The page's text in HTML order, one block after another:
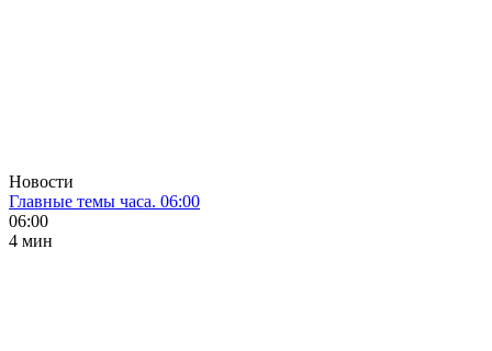
Новости
Главные темы часа. 06:00
06:00
4 мин